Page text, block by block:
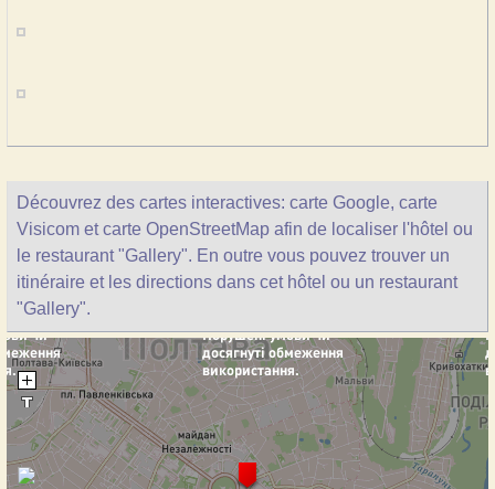
Découvrez des cartes interactives: carte Google, carte
Visicom et carte OpenStreetMap afin de localiser l'hôtel ou
le restaurant "Gallery". En outre vous pouvez trouver un
itinéraire et les directions dans cet hôtel ou un restaurant
"Gallery".